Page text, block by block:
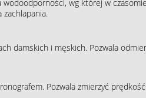
wg której w
damskich i męskich. Pozwala
Pozwala zmierzyć